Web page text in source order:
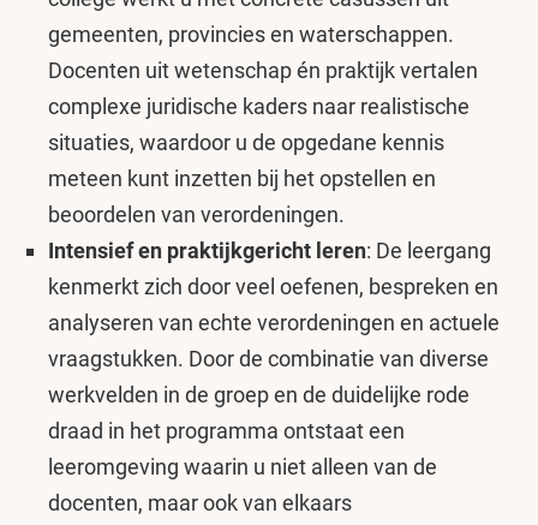
gemeenten, provincies en waterschappen.
Docenten uit wetenschap én praktijk vertalen
complexe juridische kaders naar realistische
situaties, waardoor u de opgedane kennis
meteen kunt inzetten bij het opstellen en
beoordelen van verordeningen.
Intensief en praktijkgericht leren: De leergang
kenmerkt zich door veel oefenen, bespreken en
analyseren van echte verordeningen en actuele
vraagstukken. Door de combinatie van diverse
werkvelden in de groep en de duidelijke rode
draad in het programma ontstaat een
leeromgeving waarin u niet alleen van de
docenten, maar ook van elkaars